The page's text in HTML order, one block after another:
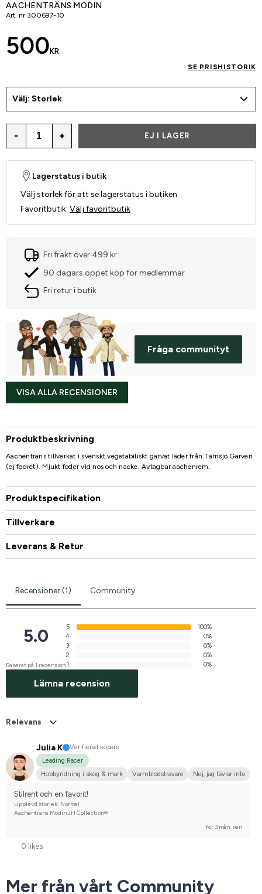
AACHENTRÄNS MODIN
Art. nr 300697-10
500 KR
SE PRISHISTORIK
Välj: Storlek
- + EJ I LAGER
Lagerstatus i butik
Välj storlek för att se lagerstatus i butiken
Favoritbutik: Välj favoritbutik
Fri frakt över 499 kr
90 dagars öppet köp för medlemmar
Fri retur i butik
Fråga communityt
VISA ALLA RECENSIONER
Produktbeskrivning
Aachenträns tillverkat i svenskt vegetabiliskt garvat läder från Tärnsjö Garveri
(ej fodret). Mjukt foder vid nos och nacke. Avtagbar aachenrem.
Produktspecifikation
Tillverkare
Leverans & Retur
Recensioner (1) Community
5.0
Baserat på 1 recension
5
100%
4
0%
3
0%
2
0%
1
0%
Lämna recension
Relevans
Julia K
Verifierad köpare
Leading Racer
Hobbyridning i skog & mark
Varmblodstravare Nej, jag tävlar inte
Stilrent och en favorit!
Upplevd storlek: Normal
Aachenträns Modin JH Collection®
för 3 mån. sen
0 likes
Mer från vårt Community